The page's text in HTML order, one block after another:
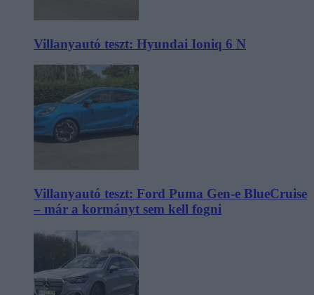
Villanyautó teszt: Hyundai Ioniq 6 N
Villanyautó teszt: Ford Puma Gen-e BlueCruise
– már a kormányt sem kell fogni